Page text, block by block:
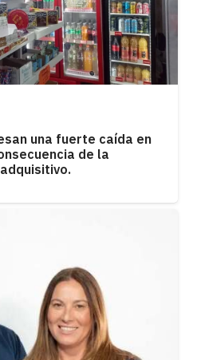
una fuerte caída en
de la